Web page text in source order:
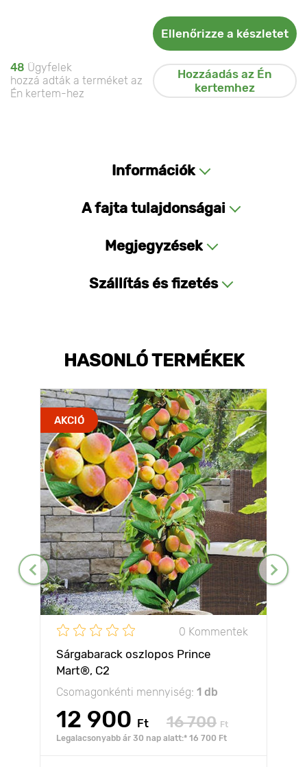
Ellenőrizze a készletet
48 Ügyfelek
hozzá adták a terméket az
Én kertem-hez
Hozzáadás az Én
kertemhez
Információk
A fajta tulajdonságai
Megjegyzések
Szállítás és fizetés
HASONLÓ TERMÉKEK
AKCIÓ
0 Kommentek
Sárgabarack oszlopos Prince
Mart®, C2
Csomagonkénti mennyiség: 1 db
12 900 Ft 16 700 Ft
Legalacsonyabb ár 30 nap alatt:* 16 700 Ft